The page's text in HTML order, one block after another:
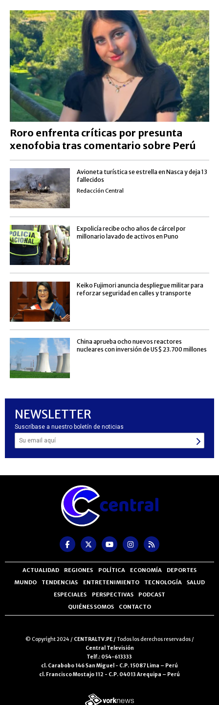
Roro enfrenta críticas por presunta
xenofobia tras comentario sobre Perú
Avioneta turística se estrella en Nasca y deja 13
fallecidos
Redacción Central
Expolicía recibe ocho años de cárcel por
millonario lavado de activos en Puno
Keiko Fujimori anuncia despliegue militar para
reforzar seguridad en calles y transporte
China aprueba ocho nuevos reactores
nucleares con inversión de US$ 23.700 millones
NEWSLETTER
Suscríbase a nuestro boletín de noticias
ACTUALIDAD REGIONES POLÍTICA ECONOMÍA
DEPORTES
MUNDO
TENDENCIAS ENTRETENIMIENTO TECNOLOGÍA
SALUD
ESPECIALES
PERSPECTIVAS
PODCAST
QUIÉNES SOMOS
CONTACTO
© Copyright 2024 / CENTRALTV.PE /Todos los derechos reservados /
Central Televisión
Telf.: 054-613333
cl. Carabobo 146 San Miguel - C.P. 15087 Lima – Perú
cl. Francisco Mostajo 112 - C.P. 04013 Arequipa – Perú